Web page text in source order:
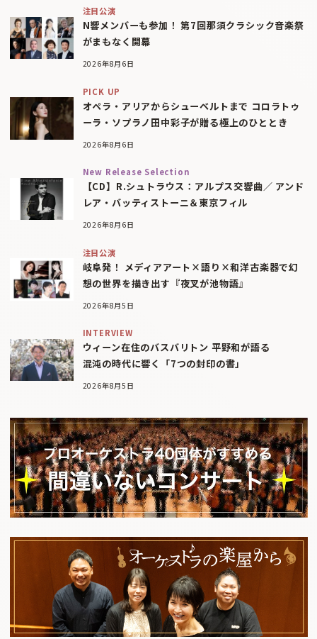
注目公演
N響メンバーも参加！ 第7回那須クラシック音楽祭
がまもなく開幕
2026年8月6日
PICK UP
オペラ・アリアからシューベルトまで コロラトゥ
ーラ・ソプラノ田中彩子が贈る極上のひととき
2026年8月6日
New Release Selection
【CD】R.シュトラウス：アルプス交響曲／ アンド
レア・バッティストーニ＆東京フィル
2026年8月6日
注目公演
岐阜発！ メディアアート×語り×和洋古楽器で幻
想の世界を描き出す『夜叉が池物語』
2026年8月5日
INTERVIEW
ウィーン在住のバスバリトン 平野和が語る
混沌の時代に響く「7つの封印の書」
2026年8月5日